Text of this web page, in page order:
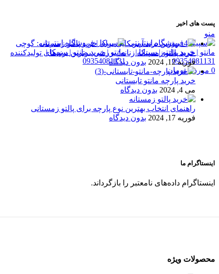
منو
0 مورد 0 تومان
پست های اخیر
خرید پالتو زمستانه زنانه؛ بررسی برترین برندهای تولیدکننده
فوریه 12, 2024
بدون دیدگاه
خرید پارچه مانتو تابستانی
می 4, 2024
بدون دیدگاه
راهنمای انتخاب بهترین نوع پارچه برای پالتو زمستانی
فوریه 17, 2024
بدون دیدگاه
اینستاگرام ما
اینستاگرام داده‌های نامعتبر را بازگرداند.
محصولات ویژه